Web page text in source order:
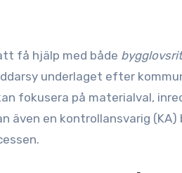
få hjälp med både
underlaget efter
fokusera på materialval,
även en kontrollansvarig